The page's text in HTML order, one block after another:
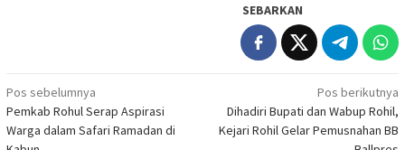
SEBARKAN
Navigasi
pos
Pos sebelumnya
Pemkab Rohul Serap Aspirasi
Warga dalam Safari Ramadan di
Pos berikutnya
Dihadiri Bupati dan Wabup Rohil,
Kejari Rohil Gelar Pemusnahan BB